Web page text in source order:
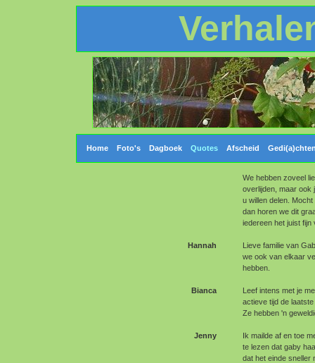
Home Foto's Dagboek Quotes Afscheid
We hebben zoveel
overlijden, maar ook
u willen delen.
dan horen we dit
iedereen het juist fijn
Hannah
Lieve familie van
we ook van elkaar
hebben.
Bianca
Leef intens met je
actieve tijd de
Ze hebben 'n
Jenny
Ik mailde af en toe
te lezen dat gaby
dat het einde sneller